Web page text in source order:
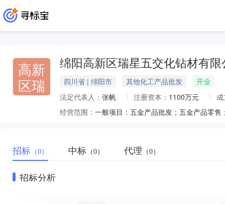
高新
区瑞
绵阳高新区瑞星五交化钻材有限
四川省 | 绵阳市 其他化工产品批发
开业
法定代表人： 张帆 注册资本： 1100万元
经营范围：
招标 （0） 中标 （0） 代理 （0）
招标分析